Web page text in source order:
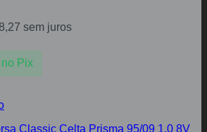
sem juros
no Pix